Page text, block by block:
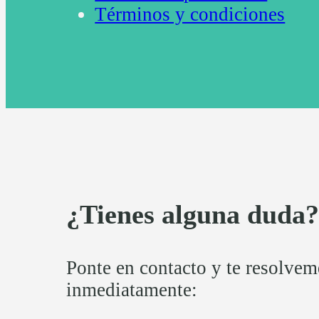
Términos y condiciones
¿Tienes alguna duda?
Ponte en contacto y te
inmediatamente: